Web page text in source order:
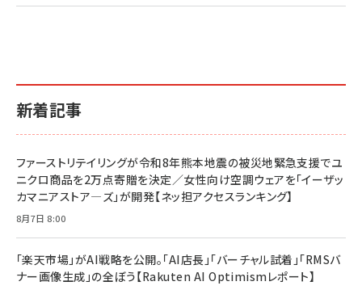
新着記事
ファーストリテイリングが令和8年熊本地震の被災地緊急支援でユ
ニクロ商品を2万点寄贈を決定／女性向け空調ウェアを「イーザッ
カマニアストア―ズ」が開発【ネッ担アクセスランキング】
8月7日 8:00
「楽天市場」がAI戦略を公開。「AI店長」「バーチャル試着」「RMSバ
ナー画像生成」の全ぼう【Rakuten AI Optimismレポート】